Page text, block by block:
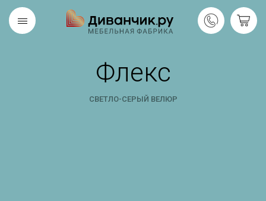
Флекс
СВЕТЛО-СЕРЫЙ ВЕЛЮР
Скандинавская